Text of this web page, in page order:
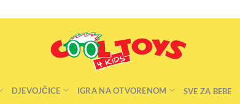
DJEVOJČICE IGRA NA OTVORENOM SVE ZA BEBE